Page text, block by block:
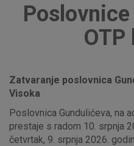
Globalna tržišta
OTP
Zatvaranje poslovnica
Visoka
Poslovnica Gundulićeva, na
prestaje s radom 10. srpnja
četvrtak, 9. srpnja 2026.